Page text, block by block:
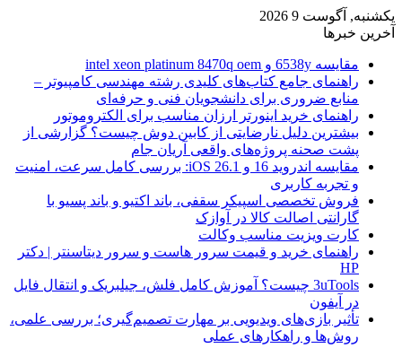
یکشنبه, آگوست 9 2026
آخرین خبرها
مقایسه 6538y و intel xeon platinum 8470q oem
راهنمای جامع کتاب‌های کلیدی رشته مهندسی کامپیوتر –
منابع ضروری برای دانشجویان فنی و حرفه‌ای
راهنمای خرید اینورتر ارزان مناسب برای الکتروموتور
بیشترین دلیل نارضایتی از کابین دوش چیست؟ گزارشی از
پشت صحنه پروژه‌های واقعی آریان جام
مقایسه اندروید 16 و iOS 26.1: بررسی کامل سرعت، امنیت
و تجربه کاربری
فروش تخصصی اسپیکر سقفی، باند اکتیو و باند پسیو با
گارانتی اصالت کالا در آوازک
کارت ویزیت مناسب وکالت
راهنمای خرید و قیمت سرور هاست و سرور دیتاسنتر | دکتر
HP
3uTools چیست؟ آموزش کامل فلش، جیلبریک و انتقال فایل
در آیفون
تأثیر بازی‌های ویدیویی بر مهارت تصمیم‌گیری؛ بررسی علمی،
روش‌ها و راهکارهای عملی